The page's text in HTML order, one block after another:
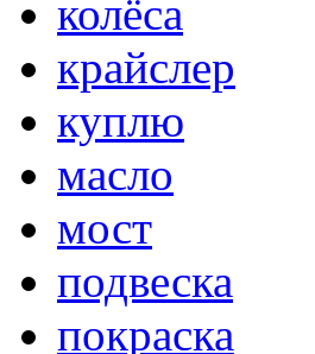
колёса
крайслер
куплю
масло
мост
подвеска
покраска